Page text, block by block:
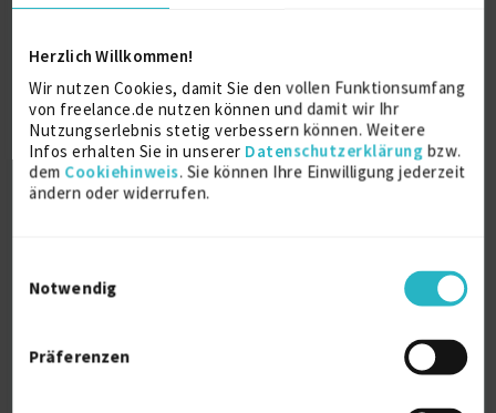
Herzlich Willkommen!
Wir nutzen Cookies, damit Sie den vollen Funktionsumfang
von freelance.de nutzen können und damit wir Ihr
Nutzungserlebnis stetig verbessern können. Weitere
Infos erhalten Sie in unserer Datenschutzerklärung bzw.
dem Cookiehinweis. Sie können Ihre Einwilligung jederzeit
ändern oder widerrufen.
Notwendig
Präferenzen
Verfügbarkeit einsehen
0
Referenzen
€16/Stunde
D-94359 Loitzendorf
Verbesserung ihrer Website dann bin ich